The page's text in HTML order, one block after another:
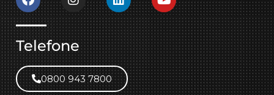
Telefone
0800 943 7800